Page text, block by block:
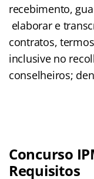
recebimento,
elaborar e
contratos,
inclusive no
conselheiros;
Concurso
Requisitos